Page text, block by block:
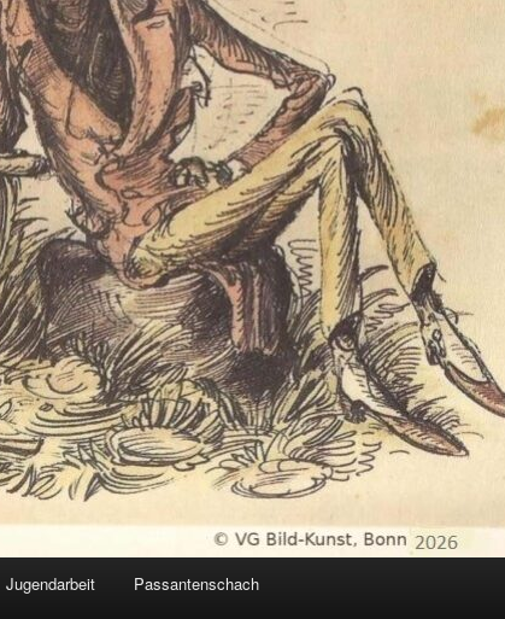
Jugendarbeit Passantenschach